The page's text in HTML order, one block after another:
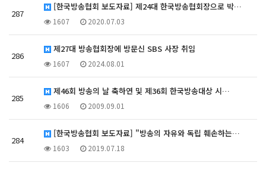
287
[한국방송협회 보도자료] 제24대 한국방송협회장으로 박…
1607 2020.07.03
286
제27대 방송협회장에 방문신 SBS 사장 취임
1607 2024.08.01
285
제46회 방송의 날 축하연 및 제36회 한국방송대상 시…
1606 2009.09.01
284
[한국방송협회 보도자료] "방송의 자유와 독립 훼손하는…
1603 2019.07.18